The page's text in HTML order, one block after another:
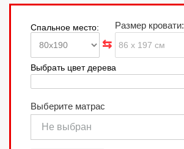
Спальное место: Размер кровати:
Выбрать цвет дерева
Выберите матрас
Не выбран